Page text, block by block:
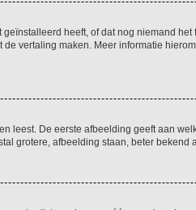
heeft, of dat nog niemand
vertaling maken. Meer informatie
leest. De eerste afbeelding geeft aan
grotere, afbeelding staan, beter